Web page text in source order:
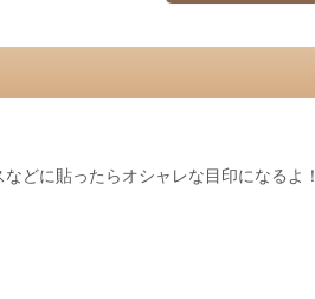
どに貼ったらオシャレな目印になるよ！